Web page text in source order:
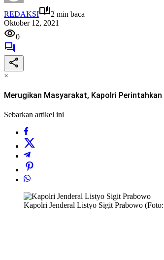
REDAKSI
2 min baca
Oktober 12, 2021
0
×
Merugikan Masyarakat, Kapolri Perintahkan
Sebarkan artikel ini
Kapolri Jenderal Listyo Sigit Prabowo